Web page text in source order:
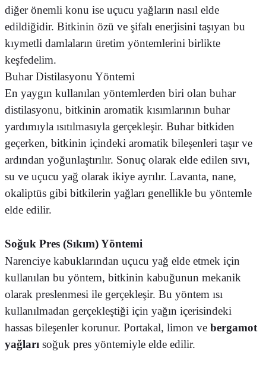
diğer önemli konu ise uçucu yağların nasıl elde
edildiğidir. Bitkinin özü ve şifalı enerjisini taşıyan bu
kıymetli damlaların üretim yöntemlerini birlikte
keşfedelim.
Buhar Distilasyonu Yöntemi
En yaygın kullanılan yöntemlerden biri olan buhar
distilasyonu, bitkinin aromatik kısımlarının buhar
yardımıyla ısıtılmasıyla gerçekleşir. Buhar bitkiden
geçerken, bitkinin içindeki aromatik bileşenleri taşır ve
ardından yoğunlaştırılır. Sonuç olarak elde edilen sıvı,
su ve uçucu yağ olarak ikiye ayrılır. Lavanta, nane,
okaliptüs gibi bitkilerin yağları genellikle bu yöntemle
elde edilir.
Soğuk Pres (Sıkım) Yöntemi
Narenciye kabuklarından uçucu yağ elde etmek için
kullanılan bu yöntem, bitkinin kabuğunun mekanik
olarak preslenmesi ile gerçekleşir. Bu yöntem ısı
kullanılmadan gerçekleştiği için yağın içerisindeki
hassas bileşenler korunur. Portakal, limon ve bergamot
yağları soğuk pres yöntemiyle elde edilir.